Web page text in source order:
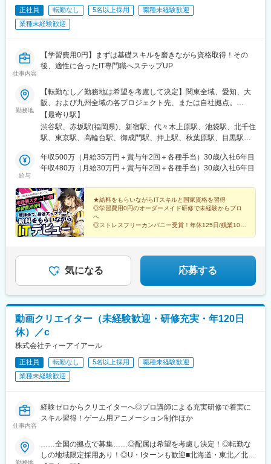
正社員 転勤なし 5名以上採用
職種未経験歓迎
業種未経験歓迎
仕事内容
【学習費用0円】まずは基礎スキルを磨きながら資格取得！その
後、適性に合ったIT専門職へステップUP
勤務地
【転勤なし／勤務地は希望を考慮して決定】関東全域、愛知、大
阪、および九州全域の各プロジェクト先、または自社拠点。
★U・Iターン支援あり！★ゆくゆくは【在宅・フルリモート】案
件に挑戦するチャンスもあります！《主な勤務先エリア》■関東エ
リア東京都、神奈川県、千葉県、埼玉県、茨城県、栃木県、群馬
佐賀県、長崎県、熊本県、大分県、宮崎県、鹿児島県〈本社〉〒
150-0002東京都渋谷区渋谷2丁目15-1 渋谷クロスタワー 25F〈福
７F★配属先勤務地例は下記一覧をご確認ください。＼ご自宅最寄
り駅を考慮し下記以外もご相談可能です。／◎受動喫煙対策 ：あ
り／屋内全面禁煙
【最寄り駅】
渋谷駅、赤坂駅(福岡県)、新宿駅、代々木上原駅、池袋駅、北千住
駅、東京駅、高輪台駅、御成門駅、押上駅、秋葉原駅、目黒駅、
京都)、大門駅(東京都)、有楽町駅、井の頭公園駅、西日暮里駅(舎
人ライナー)、五反田駅、田町駅(東京都)、中目黒駅、日暮里駅(舎
駅、国分寺駅、立川駅、飯田橋駅、市ケ谷駅、小竹向原駅、二子
玉川駅、四ツ谷駅、自由が丘駅、新木場駅、森下駅(東京都)、九段
下駅、三軒茶屋駅、荻窪駅、春日駅(東京都)、日本橋駅(東京都)、
下北沢駅、神田駅(東京都)、横浜駅、武蔵小杉駅、日吉駅(神奈川
県)、溝の口駅、川崎駅、藤沢駅、長津田駅、新横浜駅、向ケ丘遊
駅、橋本駅(神奈川県)、上大岡駅、中央林間駅、あざみ野駅、桜木
町駅、センター南駅、大宮駅(埼玉県)、和光市駅、川越駅、浦和
駅、東海神駅、松戸駅、千葉駅、津田沼駅、本八幡駅(総武線)、南
流山駅、流山おおたかの森駅、舞浜駅、市川駅、海浜幕張駅、鎌
ケ谷駅、新浦安駅、京成津田沼駅、稲毛駅、京成船橋駅、北習志
野駅、浦安駅(千葉県)、新松戸駅、守谷駅、水戸駅、つくば駅、土
浦駅、勝田駅、取手駅、高崎駅、前橋駅、伊勢崎駅、太田駅(群馬
県)、桐生駅、新前橋駅、宇都宮駅東口駅、東武宇都宮駅、小山
駅、栃木駅、東武日光駅、那須塩原駅、久屋大通駅、北新地駅、
雄温泉駅、長崎駅(長崎県)、佐世保駅、諫早駅、大村駅(長崎県)、
新大村駅、島原駅、熊本駅、八代駅、新八代駅、玉名駅、上熊本
佐伯駅、由布院駅、宮崎駅、南宮崎駅、延岡駅、日向市駅、都城
駅、小林駅(宮崎県)、鹿児島中央駅前駅、鹿児島駅、出水駅、指宿
給与
年収500万（月給35万円＋賞与年2回＋各種手当）30歳/入社6年目
年収480万（月給30万円＋賞与年2回＋各種手当）30歳/入社6年目
★給料をもらいながらITスキルと国家資格を習得
◎学習費用0円のオーダーメイド研修で未経験からプロ
へ
◎ストレスフリーカンパニー受賞！年休125日/残業10h
気になる 応募する
動画クリエイター（未経験歓迎・研修充実・年120日
休）／c
株式会社ティーアイアール
正社員 転勤なし 5名以上採用
職種未経験歓迎
業種未経験歓迎
仕事内容
経験ゼロからクリエイターへ◎プロ講師による充実研修で着実に
スキル習得！ゲーム用アニメーション制作ほか
勤務地
……全国の拠点で募集……◎配属は希望を考慮し決定！◎転勤な
しの地域限定採用あり！◎U・Iターンも歓迎■北海道・東北／北海